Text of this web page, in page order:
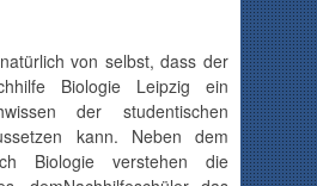
von selbst, dass der
Biologie Leipzig ein
der studentischen
kann. Neben dem
Biologie verstehen die